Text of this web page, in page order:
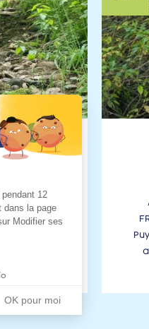
12
dans la page
Modifier ses
OK pour moi
sur la
de
de